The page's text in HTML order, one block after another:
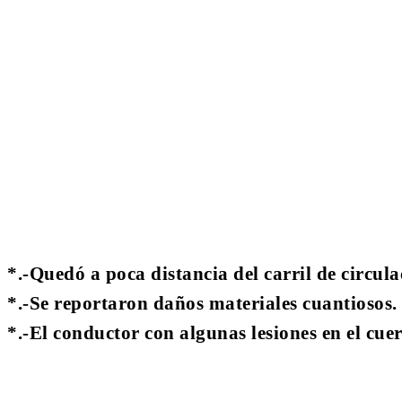
*.-Quedó a poca distancia del carril de
*.-Se reportaron daños materiales cuantiosos.
*.-El conductor con algunas lesiones en el